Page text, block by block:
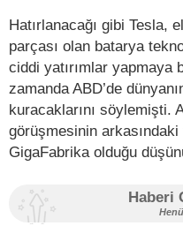
Hatırlanacağı gibi Tesla,
parçası olan batarya
ciddi yatırımlar yapmaya
zamanda ABD’de
kuracaklarını söylemişti.
görüşmesinin
GigaFabrika olduğu
Haberi